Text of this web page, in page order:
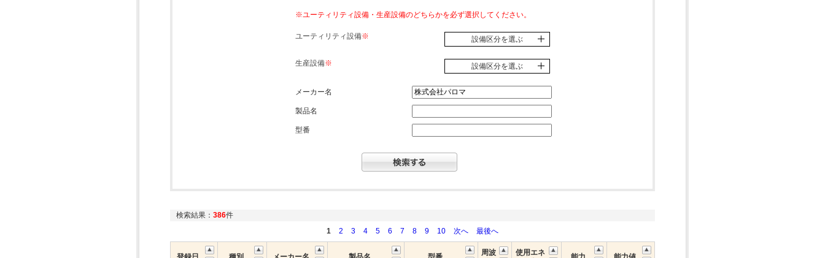
※ユーティリティ設備・生産設備のどちらかを必ず選択してください。
ユーティリティ設備※ 設備区分を選ぶ
生産設備※ 設備区分を選ぶ
メーカー名
製品名
型番
検索結果： 386件
1
2 3 4 5 6 7 8 9 10 次へ 最後へ
周波
使用エネ